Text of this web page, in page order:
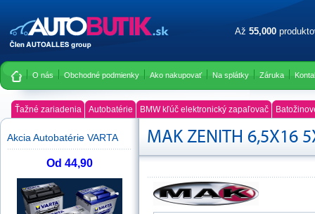
Až 55,000
O nás Obchodné podmienky Ako nakupovať Na splátky Záruka
Ťažné zariadenia Autobatérie BMW kľúč elektronický zapaľovač
Akcia Autobatérie VARTA
Od 44,90
MAK ZENITH 6,5X16